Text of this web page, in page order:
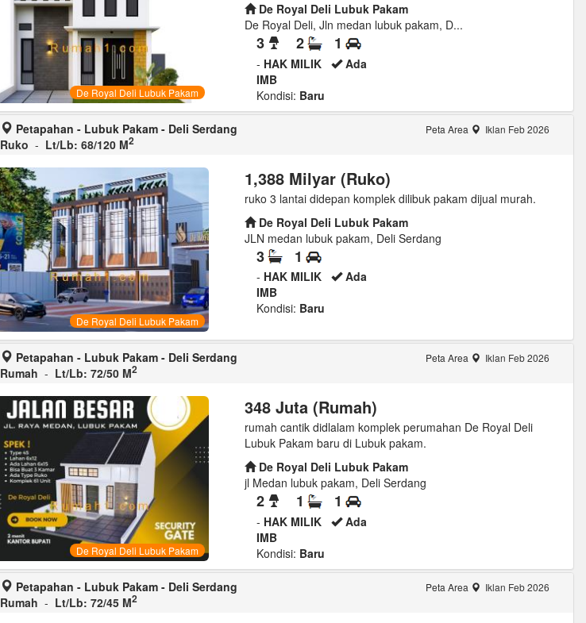
De Royal Deli Lubuk Pakam
De Royal Deli Lubuk Pakam
De Royal Deli, Jln medan lubuk pakam, D...
3 2 1
- HAK MILIK
Ada
IMB
Kondisi: Baru
Petapahan - Lubuk Pakam - Deli Serdang
Ruko - Lt/Lb: 68/120 M2
Peta Area Iklan Feb 2026
De Royal Deli Lubuk Pakam
1,388 Milyar (Ruko)
ruko 3 lantai didepan komplek dilibuk pakam dijual murah.
De Royal Deli Lubuk Pakam
JLN medan lubuk pakam, Deli Serdang
3 1
- HAK MILIK
Ada
IMB
Kondisi: Baru
Petapahan - Lubuk Pakam - Deli Serdang
Rumah - Lt/Lb: 72/50 M2
Peta Area Iklan Feb 2026
De Royal Deli Lubuk Pakam
348 Juta (Rumah)
rumah cantik didlalam komplek perumahan De Royal Deli
Lubuk Pakam baru di Lubuk pakam.
De Royal Deli Lubuk Pakam
jl Medan lubuk pakam, Deli Serdang
2 1 1
- HAK MILIK
Ada
IMB
Kondisi: Baru
Petapahan - Lubuk Pakam - Deli Serdang
Rumah - Lt/Lb: 72/45 M2
Peta Area Iklan Feb 2026